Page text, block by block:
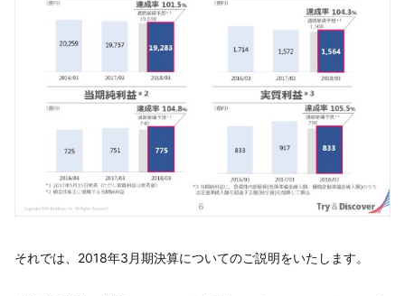
それでは、2018年3月期決算についてのご説明をいたします。